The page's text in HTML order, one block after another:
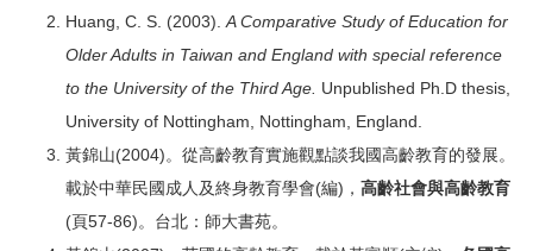
Huang, C. S. (2003). A Comparative Study of Education for
Older Adults in Taiwan and England with special reference
to the University of the Third Age. Unpublished Ph.D thesis,
University of Nottingham, Nottingham, England.
黃錦山(2004)。從高齡教育實施觀點談我國高齡教育的發展。
載於中華民國成人及終身教育學會(編)， 高齡社會與高齡教育
(頁57-86)。台北：師大書苑。